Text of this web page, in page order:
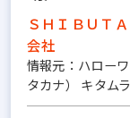
ＳＨＩＢＵＴ
会社
情報元：ハロー
タカナ） キタム